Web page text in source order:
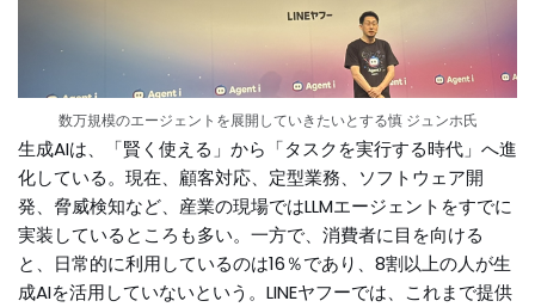
数万規模のエージェントを展開していきたいとする慎 ジュンホ氏
生成AIは、「賢く使える」から「タスクを実行する時代」へ進
化している。現在、顧客対応、定型業務、ソフトウェア開
発、脅威検知など、産業の現場ではLLMエージェントをすでに
実装しているところも多い。一方で、消費者に目を向ける
と、日常的に利用しているのは16％であり、8割以上の人が生
成AIを活用していないという。LINEヤフーでは、これまで提供